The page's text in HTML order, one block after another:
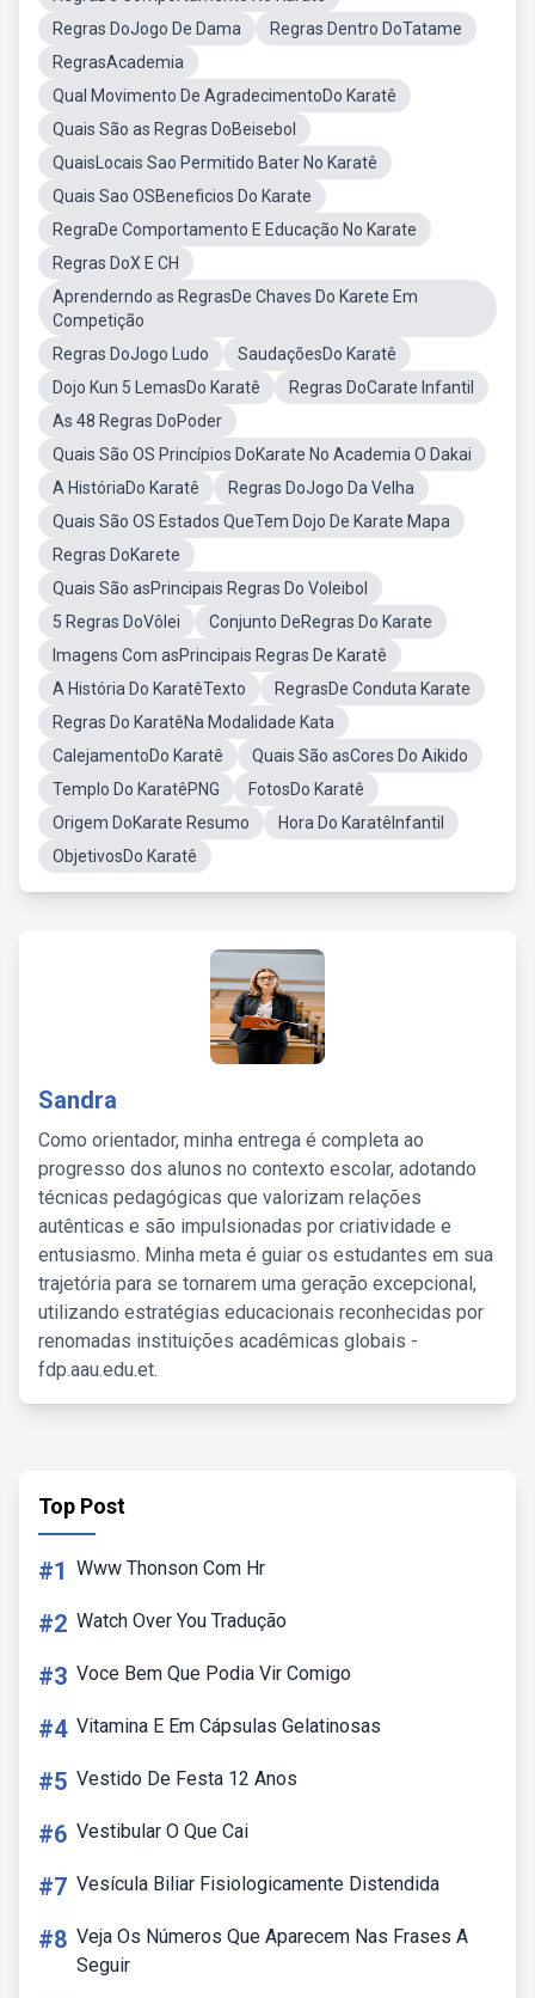
Regras DoJogo De Dama
Regras Dentro DoTatame
RegrasAcademia
Qual Movimento De AgradecimentoDo Karatê
Quais São as Regras DoBeisebol
QuaisLocais Sao Permitido Bater No Karatê
Quais Sao OSBeneficios Do Karate
RegraDe Comportamento E Educação No Karate
Regras DoX E CH
Aprenderndo as RegrasDe Chaves Do Karete Em
Competição
Regras DoJogo Ludo
SaudaçõesDo Karatê
Dojo Kun 5 LemasDo Karatê
Regras DoCarate Infantil
As 48 Regras DoPoder
Quais São OS Princípios DoKarate No Academia O Dakai
A HistóriaDo Karatê
Regras DoJogo Da Velha
Quais São OS Estados QueTem Dojo De Karate Mapa
Regras DoKarete
Quais São asPrincipais Regras Do Voleibol
5 Regras DoVôlei
Conjunto DeRegras Do Karate
Imagens Com asPrincipais Regras De Karatê
A História Do KaratêTexto
RegrasDe Conduta Karate
Regras Do KaratêNa Modalidade Kata
CalejamentoDo Karatê
Quais São asCores Do Aikido
Templo Do KaratêPNG
FotosDo Karatê
Origem DoKarate Resumo
Hora Do KaratêInfantil
ObjetivosDo Karatê
Sandra
Como orientador, minha entrega é completa ao
progresso dos alunos no contexto escolar, adotando
técnicas pedagógicas que valorizam relações
autênticas e são impulsionadas por criatividade e
entusiasmo. Minha meta é guiar os estudantes em sua
trajetória para se tornarem uma geração excepcional,
utilizando estratégias educacionais reconhecidas por
renomadas instituições acadêmicas globais -
fdp.aau.edu.et.
Top Post
#1 Www Thonson Com Hr
#2 Watch Over You Tradução
#3 Voce Bem Que Podia Vir Comigo
#4 Vitamina E Em Cápsulas Gelatinosas
#5 Vestido De Festa 12 Anos
#6 Vestibular O Que Cai
#7 Vesícula Biliar Fisiologicamente Distendida
#8 Veja Os Números Que Aparecem Nas Frases A
Seguir